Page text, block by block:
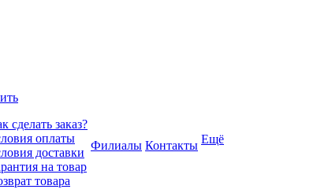
сделать заказ?
оплаты
доставки
на товар
товара
Филиалы Контакты Ещё